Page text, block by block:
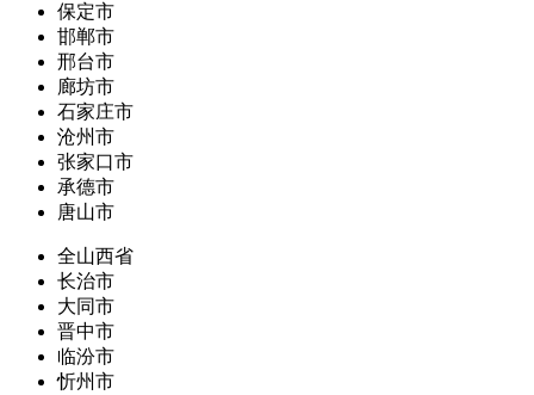
保定市
邯郸市
邢台市
廊坊市
石家庄市
沧州市
张家口市
承德市
唐山市
全山西省
长治市
大同市
晋中市
临汾市
忻州市